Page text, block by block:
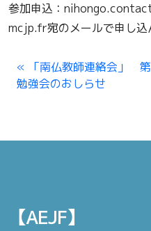
参加申込：
mcjp.fr宛のメールで申し込
「南仏教師連絡会」
勉強会のおしらせ
【AEJF】